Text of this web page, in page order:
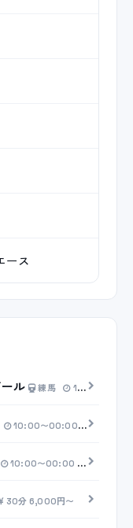
ース
ール 練馬 10:00〜00:00
10:00〜00:00 20分
10:00〜00:00 20分
30分 6,000円〜